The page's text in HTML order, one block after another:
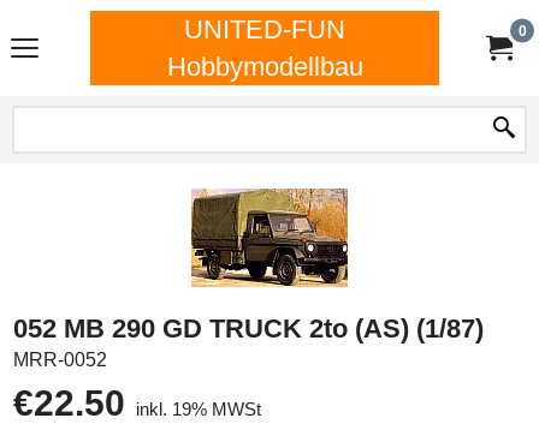
UNITED-FUN
Hobbymodellbau
0
052 MB 290 GD TRUCK 2to (AS) (1/87)
MRR-0052
€22.50 inkl. 19% MWSt